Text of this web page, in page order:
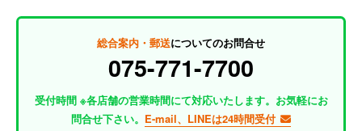
総合案内・郵送についてのお問合せ
075-771-7700
受付時間 ※各店舗の営業時間にて対応いたします。お気軽にお
問合せ下さい。 E-mail、LINEは24時間受付